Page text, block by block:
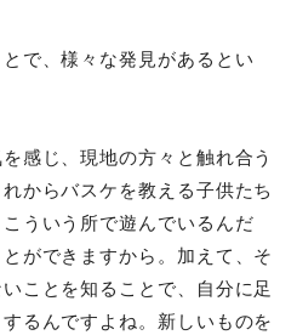
で、様々な発見があるとい
感じ、現地の方々と触れ合う
からバスケを教える子供たち
ういう所で遊んでいるんだ
ができますから。加えて、そ
ことを知ることで、自分に足
るんですよね。新しいものを